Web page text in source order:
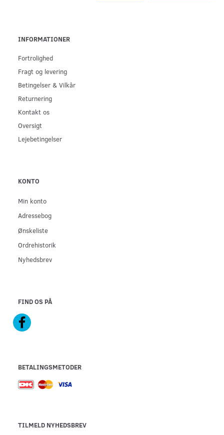
INFORMATIONER
Fortrolighed
Fragt og levering
Betingelser & Vilkår
Returnering
Kontakt os
Oversigt
Lejebetingelser
KONTO
Min konto
Adressebog
Ønskeliste
Ordrehistorik
Nyhedsbrev
FIND OS PÅ
BETALINGSMETODER
TILMELD NYHEDSBREV